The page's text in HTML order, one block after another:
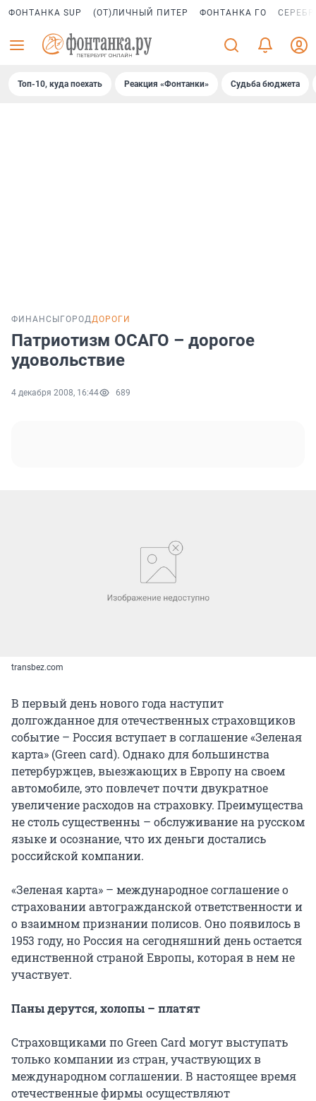
ФОНТАНКА SUP (ОТ)ЛИЧНЫЙ ПИТЕР ФОНТАНКА ГО
Топ-10, куда поехать Реакция «Фонтанки» Судьба бюджета
ФИНАНСЫ ГОРОДДОРОГИ
Патриотизм ОСАГО – дорогое
удовольствие
4 декабря 2008, 16:44 689
transbez.com
В первый день нового года наступит
долгожданное для отечественных страховщиков
событие – Россия вступает в соглашение «Зеленая
карта» (Green card). Однако для большинства
петербуржцев, выезжающих в Европу на своем
автомобиле, это повлечет почти двукратное
увеличение расходов на страховку. Преимущества
не столь существенны – обслуживание на русском
языке и осознание, что их деньги достались
российской компании.
«Зеленая карта» – международное соглашение о
страховании автогражданской ответственности и
о взаимном признании полисов. Оно появилось в
1953 году, но Россия на сегодняшний день остается
единственной страной Европы, которая в нем не
участвует.
Паны дерутся, холопы – платят
Страховщиками по Green Card могут выступать
только компании из стран, участвующих в
международном соглашении. В настоящее время
отечественные фирмы осуществляют